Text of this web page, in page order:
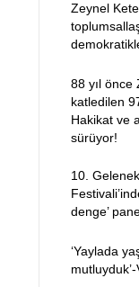
Zeynel
88 yıl önce
katledilen
Hakikat ve
sürüyor!
10.
denge’
‘Yaylada